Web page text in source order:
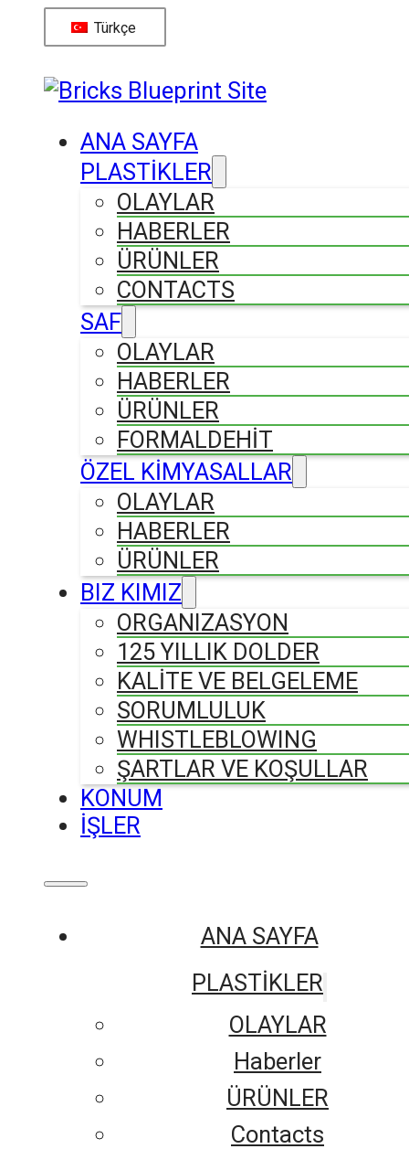
Türkçe
ANA SAYFA
PLASTİKLER
OLAYLAR
HABERLER
ÜRÜNLER
CONTACTS
SAF
OLAYLAR
HABERLER
ÜRÜNLER
FORMALDEHIT
ÖZEL KİMYASALLAR
OLAYLAR
HABERLER
ÜRÜNLER
BIZ KIMIZ
ORGANIZASYON
125 YILLIK DOLDER
KALİTE VE BELGELEME
SORUMLULUK
WHISTLEBLOWING
ŞARTLAR VE KOŞULLAR
KONUM
İŞLER
ANA SAYFA
PLASTİKLER
OLAYLAR
Haberler
ÜRÜNLER
Contacts